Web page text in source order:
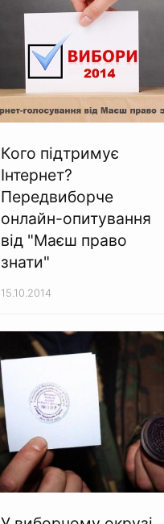
Кого підтримує
Інтернет?
Передвиборче
онлайн-опитування
від "Маєш право
знати"
15.10.2014